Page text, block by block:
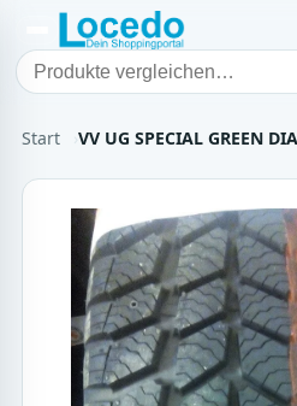
Start VV UG SPECIAL GREEN